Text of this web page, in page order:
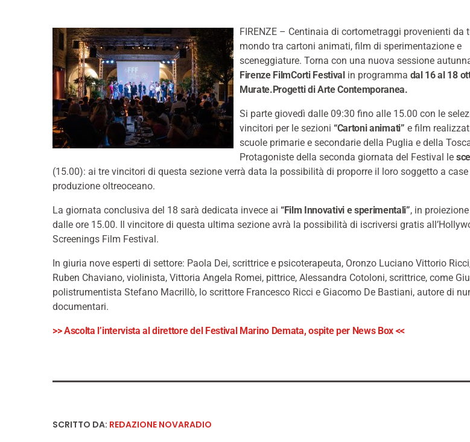
FIRENZE – Centinaia di cortometraggi provenienti da
mondo tra cartoni animati, film di sperimentazione e
sceneggiature. Torna con una nuova sessione
Firenze FilmCorti Festival in programma dal 16 al 18
Murate.Progetti di Arte Contemporanea.
Si parte giovedì dalle 09:30 fino alle 15.00 con le
vincitori per le sezioni “Cartoni animati” e film
scuole primarie e secondarie della Puglia e della
Protagoniste della seconda giornata del Festival le
(15.00): ai tre vincitori di questa sezione verrà data la possibilità di proporre il loro soggetto a case
produzione oltreoceano.
La giornata conclusiva del 18 sarà dedicata invece ai “Film Innovativi e sperimentali”, in
dalle ore 15.00. Il vincitore di questa ultima sezione avrà la possibilità di iscriversi gratis
Screenings Film Festival.
In giuria nove esperti di settore: Paola Dei, scrittrice e psicoterapeuta, Oronzo Luciano Vittorio
Ruben Chaviano, violinista, Vittoria Angela Romei, pittrice, Alessandra Cotoloni, scrittrice, come
polistrumentista Stefano Macrillò, lo scrittore Francesco Ricci e Giacomo De Bastiani, autore di
documentari.
>> Ascolta l’intervista al direttore del Festival Marino Demata, ospite per News Box <<
SCRITTO DA: REDAZIONE NOVARADIO